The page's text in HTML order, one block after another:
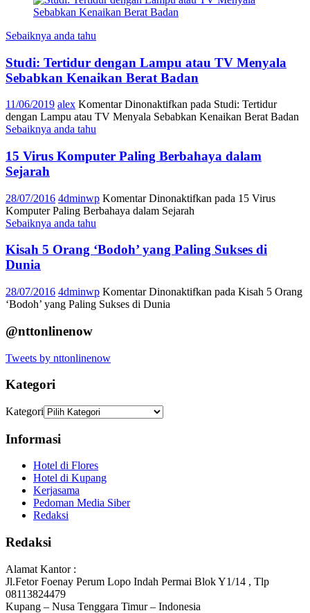
Sebaiknya anda tahu
Studi: Tertidur dengan Lampu atau TV Menyala
Sebabkan Kenaikan Berat Badan
11/06/2019 alex Komentar Dinonaktifkan pada Studi: Tertidur
dengan Lampu atau TV Menyala Sebabkan Kenaikan Berat Badan
Sebaiknya anda tahu
15 Virus Komputer Paling Berbahaya dalam
Sejarah
28/07/2016 4dminwp Komentar Dinonaktifkan pada 15 Virus
Komputer Paling Berbahaya dalam Sejarah
Sebaiknya anda tahu
Kisah 5 Orang ‘Bodoh’ yang Paling Sukses di
Dunia
28/07/2016 4dminwp Komentar Dinonaktifkan pada Kisah 5 Orang
‘Bodoh’ yang Paling Sukses di Dunia
@nttonlinenow
Tweets by nttonlinenow
Kategori
Kategori
Informasi
Hotel di Flores
Hotel di Kupang
Kerjasama
Pedoman Media Siber
Redaksi
Redaksi
Alamat Kantor :
Jl.Fetor Foenay Perum Lopo Indah Permai Blok Y1/14 , Tlp
08113824479
Kupang – Nusa Tenggara Timur – Indonesia